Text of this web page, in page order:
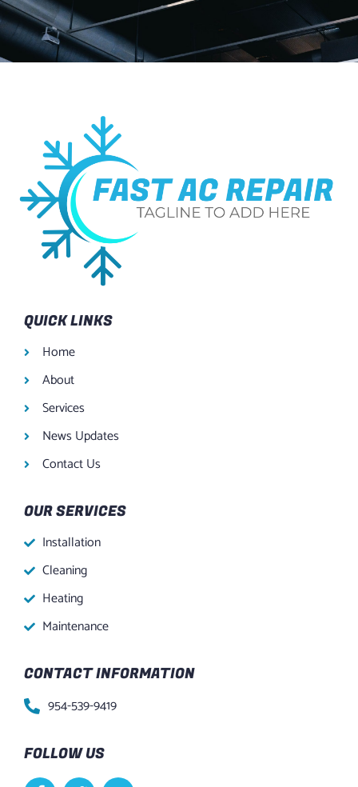
QUICK LINKS
Home
About
Services
News Updates
Contact Us
OUR SERVICES
Installation
Cleaning
Heating
Maintenance
CONTACT INFORMATION
954-539-9419
FOLLOW US